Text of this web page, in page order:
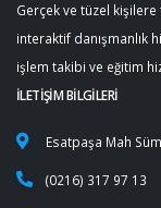
Gerçek ve tüzel
interaktif danışmanlık
işlem takibi ve eğitim
İLETİŞİM BİLGİLERİ
Esatpaşa Mah
(0216) 317 97 13